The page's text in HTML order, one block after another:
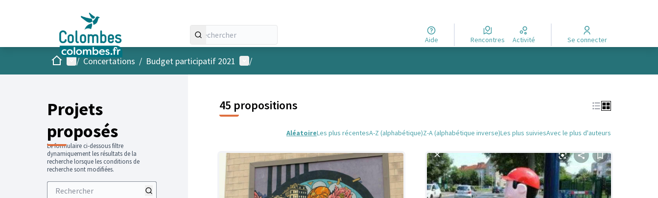
Aide Rencontres Activité Se connecter
AccueilMenu principal
/ Concertations / Budget participatif 2021 Menu utilisateur
/
Projets
proposés
Le formulaire ci-dessous filtre
dynamiquement les résultats de la
recherche lorsque les conditions de
recherche sont modifiées.
45 propositions
AléatoireLes plus récentesA-Z (alphabétique)Z-A (alphabétique inverse)Les plus suiviesAvec le plus d'auteurs